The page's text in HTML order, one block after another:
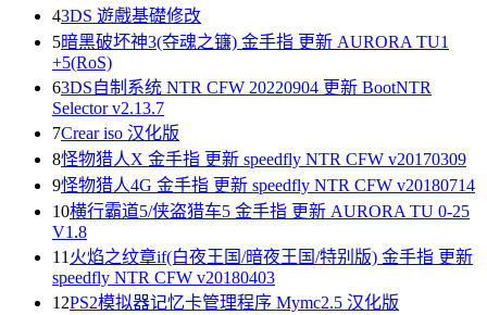
43DS 遊戲基礎修改
5暗黑破坏神3(夺魂之镰) 金手指 更新 AURORA TU1
+5(RoS)
63DS自制系统 NTR CFW 20220904 更新 BootNTR
Selector v2.13.7
7Crear iso 汉化版
8怪物猎人X 金手指 更新 speedfly NTR CFW v20170309
9怪物猎人4G 金手指 更新 speedfly NTR CFW v20180714
10横行霸道5/侠盗猎车5 金手指 更新 AURORA TU 0-25
V1.8
11 火焰之纹章if(白夜王国/暗夜王国/特别版) 金手指 更新
speedfly NTR CFW v20180403
12PS2模拟器记忆卡管理程序 Mymc2.5 汉化版